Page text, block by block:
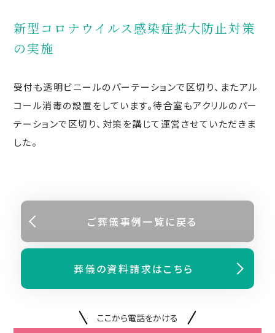
新型コロナウイルス感染症拡大防止対策
の実施
受付も透明ビニールのパーテーションで区切り、またアル
コール消毒の設置をしています。待合室もアクリルのパー
テーションで区切り、対策を講じて運営させていただきま
した。
ご葬儀事例⼀覧に戻る
葬儀の資料請求はこちら
ここから電話をかける